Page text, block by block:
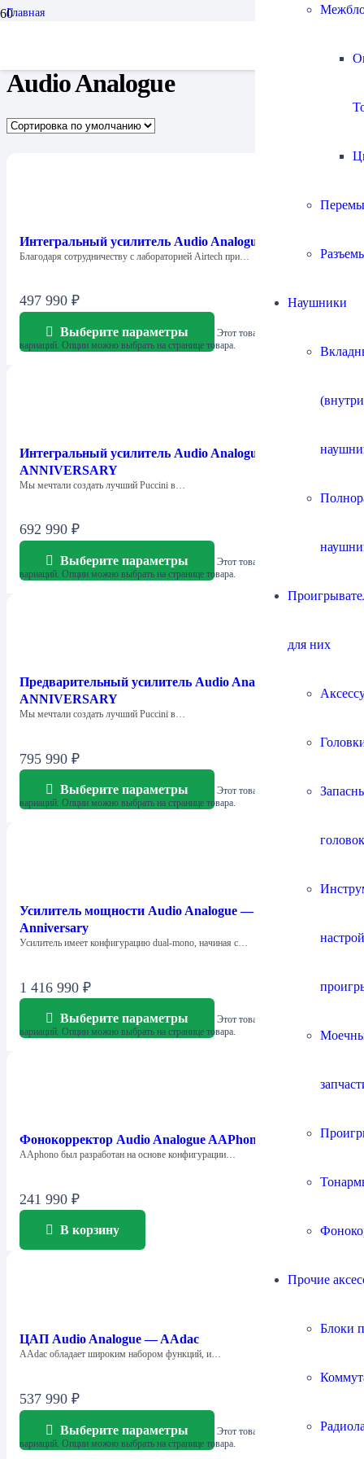
Наушники
для них
Прочие
Блоки
Главная
Audio Analogue
Интегральный усилитель Audio Analogue AACento
Благодаря сотрудничеству с лабораторией Airtech при…
497 990 ₽
Выберите параметры
Этот товар имеет несколько
вариаций. Опции можно выбрать на странице товара.
Интегральный усилитель Audio Analogue PUCCINI
ANNIVERSARY
Мы мечтали создать лучший Puccini в…
692 990 ₽
Выберите параметры
Этот товар имеет несколько
вариаций. Опции можно выбрать на странице товара.
Предварительный усилитель Audio Analogue BELLINI
ANNIVERSARY
Мы мечтали создать лучший Puccini в…
795 990 ₽
Выберите параметры
Этот товар имеет несколько
вариаций. Опции можно выбрать на странице товара.
Усилитель мощности Audio Analogue — Donizetti
Anniversary
Усилитель имеет конфигурацию dual-mono, начиная с…
1 416 990 ₽
Выберите параметры
Этот товар имеет несколько
вариаций. Опции можно выбрать на странице товара.
Фонокорректор Audio Analogue AAPhono
AAphono был разработан на основе конфигурации…
241 990 ₽
В корзину
ЦАП Audio Analogue — AAdac
AAdac обладает широким набором функций, и…
537 990 ₽
Выберите параметры
Этот товар имеет несколько
вариаций. Опции можно выбрать на странице товара.